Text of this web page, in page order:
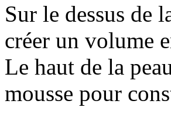
Sur le dessus de
créer un volume
Le haut de la
mousse pour